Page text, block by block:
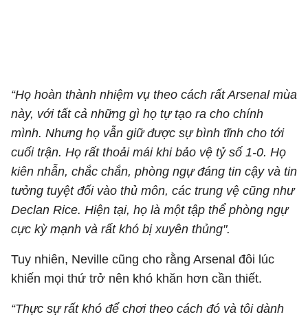
“Họ hoàn thành nhiệm vụ theo cách rất Arsenal mùa
này, với tất cả những gì họ tự tạo ra cho chính
mình. Nhưng họ vẫn giữ được sự bình tĩnh cho tới
cuối trận. Họ rất thoải mái khi bảo vệ tỷ số 1-0. Họ
kiên nhẫn, chắc chắn, phòng ngự đáng tin cậy và tin
tưởng tuyệt đối vào thủ môn, các trung vệ cũng như
Declan Rice. Hiện tại, họ là một tập thể phòng ngự
cực kỳ mạnh và rất khó bị xuyên thủng".
Tuy nhiên, Neville cũng cho rằng Arsenal đôi lúc
khiến mọi thứ trở nên khó khăn hơn cần thiết.
“Thực sự rất khó để chơi theo cách đó và tôi dành